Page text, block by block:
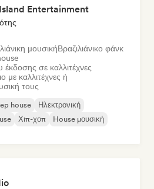
Entertainment
μουσικήΒραζιλιάνικο φάνκ
σε καλλιτέχνες
καλλιτέχνες ή
τους
house
Ηλεκτρονική
Χιπ-χοπ
House μουσική